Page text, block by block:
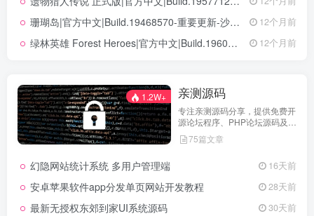
珊瑚岛|官方中文|Build.19468570-重要更新-沙盒|解压即撸| 12个月前
绿林英雄 Forest Heroes|官方中文|Build.19609351+全DLC|解压即撸| 12个月前
1.2W+ 亲测源码
专注亲测源码分享，提供免费开
源论坛程序、PHP论坛源码及论
坛搭建解决方案，所有源码均经
实际测试可用，助力快速搭建稳
75篇文章
幻隐网站统计系统 多用户管理端 16天前
安卓苹果软件app分发单页网站开发教程 28天前
最新无授权东郊到家UI系统源码 30天前